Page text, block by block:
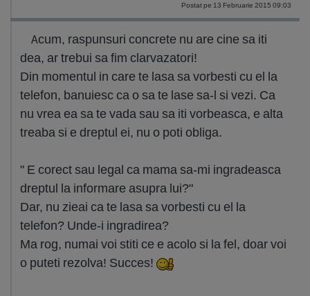
Postat pe 13 Februarie 2015 09:03
Acum, raspunsuri concrete nu are cine sa iti
dea, ar trebui sa fim clarvazatori!
Din momentul in care te lasa sa vorbesti cu el la
telefon, banuiesc ca o sa te lase sa-l si vezi. Ca
nu vrea ea sa te vada sau sa iti vorbeasca, e alta
treaba si e dreptul ei, nu o poti obliga.
" E corect sau legal ca mama sa-mi ingradeasca
dreptul la informare asupra lui?"
Dar, nu zieai ca te lasa sa vorbesti cu el la
telefon? Unde-i ingradirea?
Ma rog, numai voi stiti ce e acolo si la fel, doar voi
o puteti rezolva! Succes!